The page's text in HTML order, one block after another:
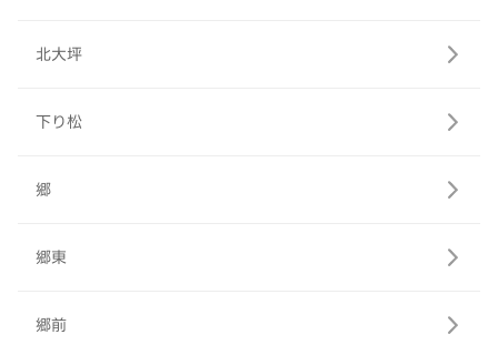
北大坪
下り松
郷
郷東
郷前